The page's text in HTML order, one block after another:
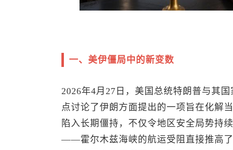
一、美伊僵局中的新变数
2026年4月27日，美国总统特朗普与其
点讨论了伊朗方面提出的一项旨在化解
陷入长期僵持，不仅令地区安全局势持
——霍尔木兹海峡的航运受阻直接推高